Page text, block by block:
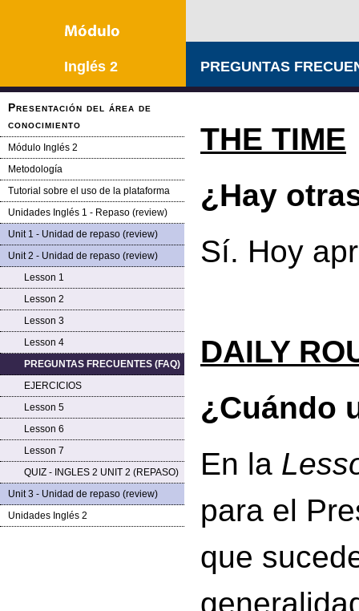
Inglés 2
Presentación del área de
conocimiento
Módulo Inglés 2
Metodología
Tutorial sobre el uso de la plataforma
Unidades Inglés 1 - Repaso (review)
Unit 1 - Unidad de repaso (review)
Unit 2 - Unidad de repaso (review)
Lesson 1
Lesson 2
Lesson 3
Lesson 4
PREGUNTAS FRECUENTES (FAQ)
EJERCICIOS
Lesson 5
Lesson 6
Lesson 7
QUIZ - INGLES 2 UNIT 2 (REPASO)
Unit 3 - Unidad de repaso (review)
Unidades Inglés 2
PREGUNTAS
THE TIME
¿Hay
Sí. Hoy
DAILY
¿Cuándo
En la
para el
que